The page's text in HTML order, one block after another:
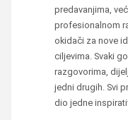
predavanjima,
profesionalnom
okidači za nove
ciljevima. Svaki
razgovorima,
jedni drugih. Svi
dio jedne